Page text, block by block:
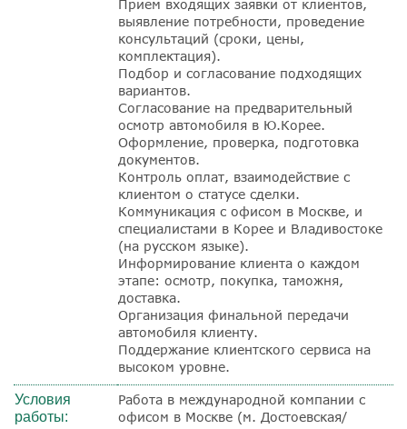
Прием входящих заявки от клиентов,
выявление потребности, проведение
консультаций (сроки, цены,
комплектация).
Подбор и согласование подходящих
вариантов.
Согласование на предварительный
осмотр автомобиля в Ю.Корее.
Оформление, проверка, подготовка
документов.
Контроль оплат, взаимодействие с
клиентом о статусе сделки.
Коммуникация с офисом в Москве, и
специалистами в Корее и Владивостоке
(на русском языке).
Информирование клиента о каждом
этапе: осмотр, покупка, таможня,
доставка.
Организация финальной передачи
автомобиля клиенту.
Поддержание клиентского сервиса на
высоком уровне.
Условия
работы:
Работа в международной компании с
офисом в Москве (м. Достоевская/